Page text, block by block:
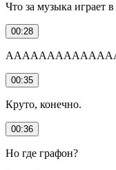
Что за музыка играет в
00:28
00:35
Круто, конечно.
00:36
Но где графон?